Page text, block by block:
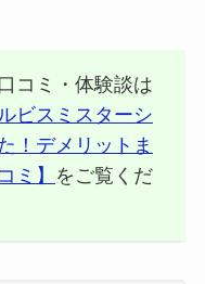
コミ・体験談は
ビスミスターシ
！デメリットま
ミ】 をご覧くだ